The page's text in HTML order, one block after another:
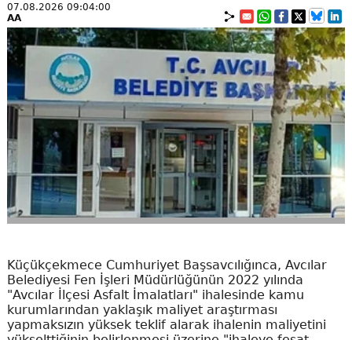
07.08.2026 09:04:00
AA
Küçükçekmece Cumhuriyet Başsavcılığınca, Avcılar
Belediyesi Fen İşleri Müdürlüğünün 2022 yılında
"Avcılar İlçesi Asfalt İmalatları" ihalesinde kamu
kurumlarından yaklaşık maliyet araştırması
yapmaksızın yüksek teklif alarak ihalenin maliyetini